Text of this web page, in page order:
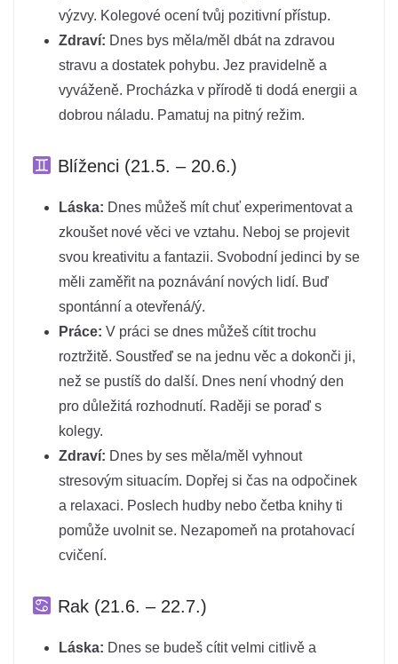
výzvy. Kolegové ocení tvůj pozitivní přístup.
Zdraví: Dnes bys měla/měl dbát na zdravou
stravu a dostatek pohybu. Jez pravidelně a
vyváženě. Procházka v přírodě ti dodá energii a
dobrou náladu. Pamatuj na pitný režim.
Blíženci (21.5. – 20.6.)
Láska: Dnes můžeš mít chuť experimentovat a
zkoušet nové věci ve vztahu. Neboj se projevit
svou kreativitu a fantazii. Svobodní jedinci by se
měli zaměřit na poznávání nových lidí. Buď
spontánní a otevřená/ý.
Práce: V práci se dnes můžeš cítit trochu
roztržitě. Soustřeď se na jednu věc a dokonči ji,
než se pustíš do další. Dnes není vhodný den
pro důležitá rozhodnutí. Raději se poraď s
kolegy.
Zdraví: Dnes by ses měla/měl vyhnout
stresovým situacím. Dopřej si čas na odpočinek
a relaxaci. Poslech hudby nebo četba knihy ti
pomůže uvolnit se. Nezapomeň na protahovací
cvičení.
Rak (21.6. – 22.7.)
Láska: Dnes se budeš cítit velmi citlivě a